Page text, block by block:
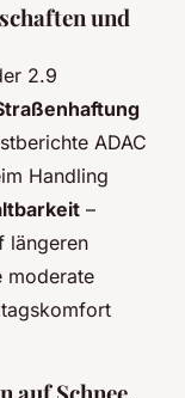
und
2.9
ADAC
Handling
–
längeren
moderate